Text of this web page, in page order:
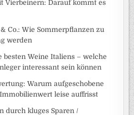
Vierbeinern: Darauf kommt es
Co.: Wie Sommerpflanzen zu
werden
Weine Italiens – welche
interessant sein können
Warum aufgeschobene
leise auffrisst
durch kluges Sparen /